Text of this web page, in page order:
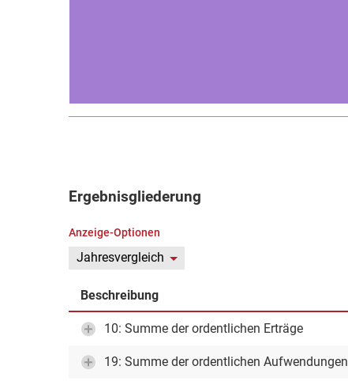
Ergebnisgliederung
Anzeige-Optionen
Jahresvergleich
Beschreibung
10: Summe der ordentlichen Erträge
19: Summe der ordentlichen Aufwendungen